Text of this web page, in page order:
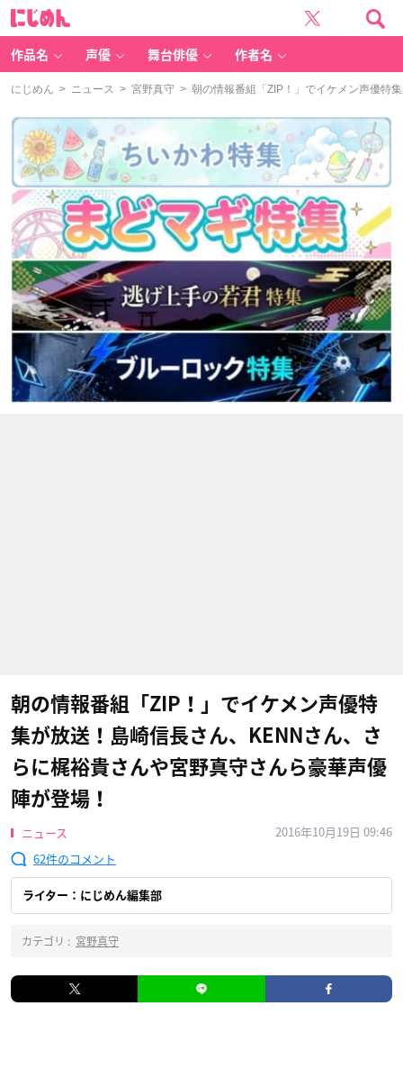
作品名 声優 舞台俳優 作者名
にじめん > ニュース > 宮野真守 > 朝の情報番組「ZIP！」でイケメン声優特
朝の情報番組「ZIP！」でイケメン声優特
集が放送！島崎信長さん、KENNさん、さ
らに梶裕貴さんや宮野真守さんら豪華声優
陣が登場！
ニュース
2016年10月19日 09:46
62
ライター：にじめん編集部
カテゴリ : 宮野真守